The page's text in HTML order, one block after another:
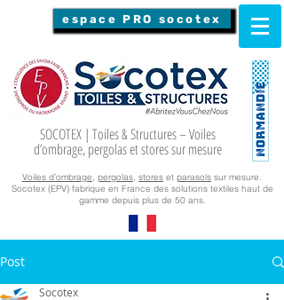
espace PRO socotex
SOCOTEX | Toiles & Structures – Voiles
d’ombrage, pergolas et stores sur mesure
Voiles d’ombrage, pergolas, stores et parasols sur mesure.
Socotex (EPV) fabrique en France des solutions textiles haut de
gamme depuis plus de 50 ans.
Post
Socotex